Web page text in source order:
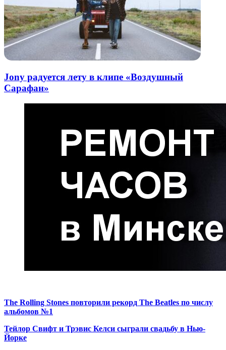
Jony радуется лету в клипе «Воздушный
Сарафан»
The Rolling Stones повторили рекорд The Beatles по числу
альбомов №1
Тейлор Свифт и Трэвис Келси сыграли свадьбу в Нью-
Йорке